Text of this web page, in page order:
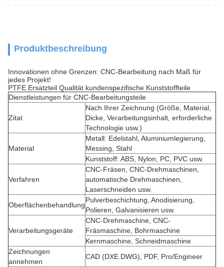
Produktbeschreibung
Innovationen ohne Grenzen: CNC-Bearbeitung nach Maß für
jedes Projekt!
PTFE Ersatzteil Qualität kundenspezifische Kunststoffteile
Dienstleistungen für CNC-Bearbeitungsteile
Zitat
Nach Ihrer Zeichnung (Größe, Material,
Dicke, Verarbeitungsinhalt, erforderliche
Technologie usw.)
Material
Metall: Edelstahl, Aluminiumlegierung,
Messing, Stahl
Kunststoff: ABS, Nylon, PC, PVC usw.
Verfahren
CNC-Fräsen, CNC-Drehmaschinen,
automatische Drehmaschinen,
Laserschneiden usw.
Oberflächenbehandlung
Pulverbeschichtung, Anodisierung,
Polieren, Galvanisieren usw.
Verarbeitungsgeräte
CNC-Drehmaschine, CNC-
Fräsmaschine, Bohrmaschine
Kernmaschine, Schneidmaschine
Zeichnungen
annehmen
CAD (DXE.DWG), PDF, Pro/Engineer